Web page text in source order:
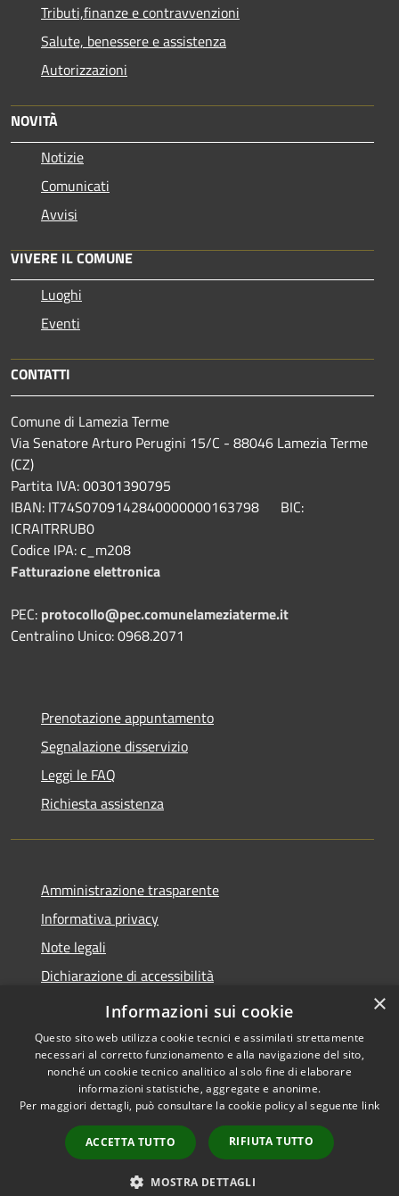
Tributi,finanze e contravvenzioni
Salute, benessere e assistenza
Autorizzazioni
NOVITÀ
Notizie
Comunicati
Avvisi
VIVERE IL COMUNE
Luoghi
Eventi
CONTATTI
Comune di Lamezia Terme
Via Senatore Arturo Perugini 15/C - 88046 Lamezia Terme
(CZ)
Partita IVA: 00301390795
IBAN: IT74S0709142840000000163798 BIC:
ICRAITRRUB0
Codice IPA: c_m208
Fatturazione elettronica
PEC: protocollo@pec.comunelameziaterme.it
Centralino Unico: 0968.2071
Prenotazione appuntamento
Segnalazione disservizio
Leggi le FAQ
Richiesta assistenza
Amministrazione trasparente
Informativa privacy
Note legali
Dichiarazione di accessibilità
Feedback accessibilità
Accessibilità
Copyright © 2026 • Città di
Lamezia Terme • Powered by
Municipium•
Accesso
redazione
×
Informazioni sui cookie
Questo sito web utilizza cookie tecnici e assimilati strettamente
necessari al corretto funzionamento e alla navigazione del sito,
nonché un cookie tecnico analitico al solo fine di elaborare
informazioni statistiche, aggregate e anonime.
Per maggiori dettagli, può consultare la cookie policy al seguente link
ACCETTA TUTTO RIFIUTA TUTTO
MOSTRA DETTAGLI